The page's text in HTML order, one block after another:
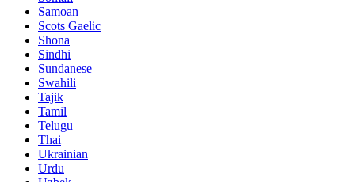
Samoan
Scots Gaelic
Shona
Sindhi
Sundanese
Swahili
Tajik
Tamil
Telugu
Thai
Ukrainian
Urdu